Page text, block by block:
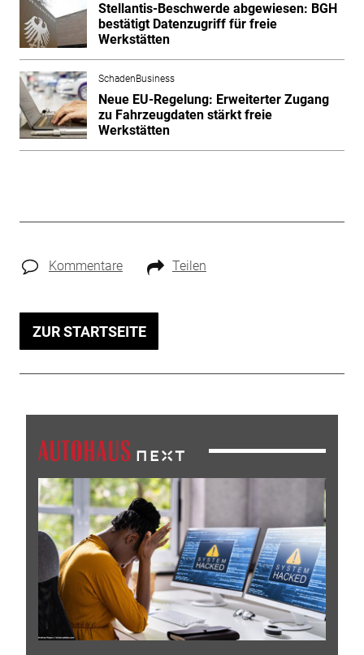
Stellantis-Beschwerde abgewiesen: BGH
bestätigt Datenzugriff für freie
Werkstätten
SchadenBusiness
Neue EU-Regelung: Erweiterter Zugang
zu Fahrzeugdaten stärkt freie
Werkstätten
Kommentare Teilen
ZUR STARTSEITE